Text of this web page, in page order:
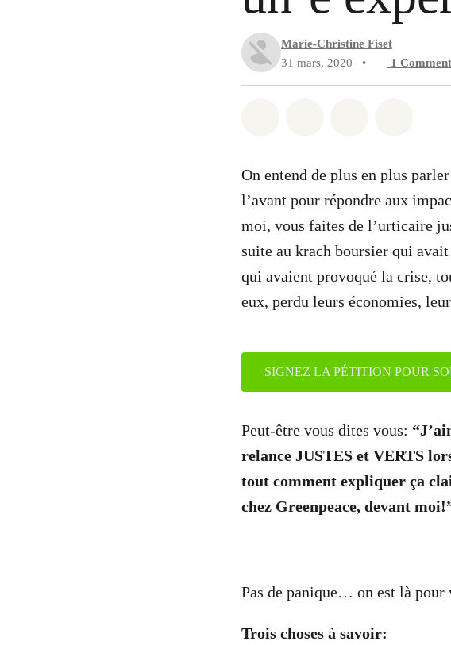
Marie-Christine Fiset
31 mars, 2020
• 1
On entend de plus en plus
l’avant pour répondre aux
moi, vous faites de l’urticaire
suite au krach boursier qui avait
qui avaient provoqué la crise,
eux, perdu leurs économies,
SIGNEZ LA PÉTITION POUR
Peut-être vous dites vous:
relance JUSTES et VERTS
tout comment expliquer ça
chez Greenpeace, devant
Pas de panique… on est là pour
Trois choses à savoir: